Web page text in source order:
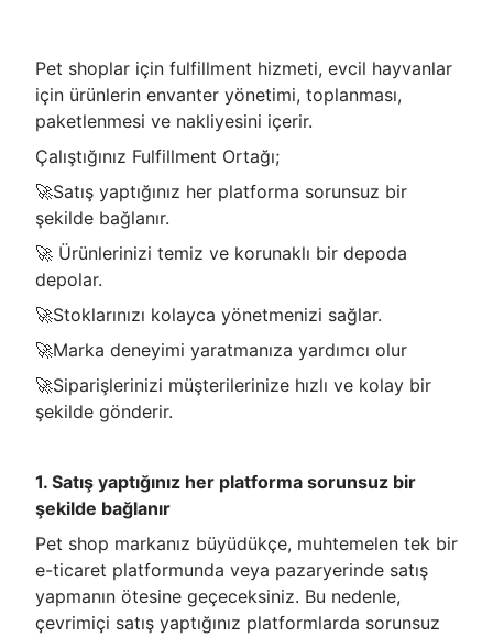
Pet shoplar için fulfillment hizmeti, evcil hayvanlar
için ürünlerin envanter yönetimi, toplanması,
paketlenmesi ve nakliyesini içerir.
Çalıştığınız Fulfillment Ortağı;
🚀Satış yaptığınız her platforma sorunsuz bir
şekilde bağlanır.
🚀 Ürünlerinizi temiz ve korunaklı bir depoda
depolar.
🚀Stoklarınızı kolayca yönetmenizi sağlar.
🚀Marka deneyimi yaratmanıza yardımcı olur
🚀Siparişlerinizi müşterilerinize hızlı ve kolay bir
şekilde gönderir.
1. Satış yaptığınız her platforma sorunsuz bir
şekilde bağlanır
Pet shop markanız büyüdükçe, muhtemelen tek bir
e-ticaret platformunda veya pazaryerinde satış
yapmanın ötesine geçeceksiniz. Bu nedenle,
çevrimiçi satış yaptığınız platformlarda sorunsuz